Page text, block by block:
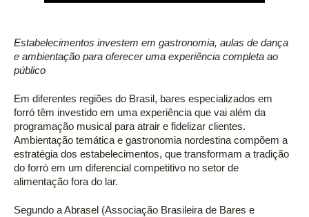
Estabelecimentos investem em gastronomia, aulas de dança
e ambientação para oferecer uma experiência completa ao
público
Em diferentes regiões do Brasil, bares especializados em
forró têm investido em uma experiência que vai além da
programação musical para atrair e fidelizar clientes.
Ambientação temática e gastronomia nordestina compõem a
estratégia dos estabelecimentos, que transformam a tradição
do forró em um diferencial competitivo no setor de
alimentação fora do lar.
Segundo a Abrasel (Associação Brasileira de Bares e